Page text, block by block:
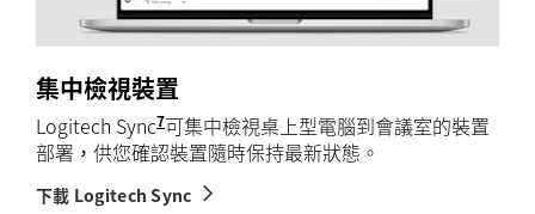
集中檢視裝置
Logitech Sync7需要在個別裝置中下載 Logi Tune。
可集中檢視桌上型電腦到會議室的裝置
部署，供您確認裝置隨時保持最新狀態。
下載 Logitech Sync